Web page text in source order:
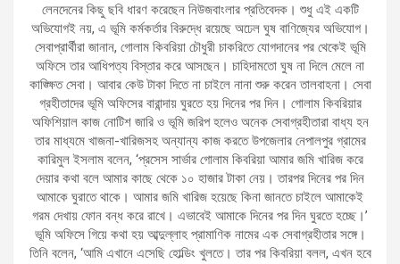
লেনদেনের কিছু ছবি ধারণ করেছেন নিউজবাংলার প্রতিবেদক। শুধু এই একটি
অভিযোগই নয়, এ ভূমি কর্মকর্তার বিরুদ্ধে রয়েছে অঢেল ঘুষ বাণিজ্যের অভিযোগ।
সেবাপ্রার্থীরা জানান, গোলাম কিবরিয়া চৌধুরী চাকরিতে যোগদানের পর থেকেই ভূমি
অফিসে তার আধিপত্য বিস্তার করে আসছেন। চাহিদামতো ঘুষ না দিলে মেলে না
কাঙ্ক্ষিত সেবা। আবার কেউ টাকা দিতে না চাইলে নানা শুরু করেন তালবাহনা। সেবা
গ্রহীতাদের ভূমি অফিসের বারান্দায় ঘুরতে হয় দিনের পর দিন। গোলাম কিবরিয়ার
অফিশিয়াল কাজ নোটিশ জারি ও ভূমি জরিপ হলেও অনেক সেবাগ্রহীতারা বাধ্য হন
তার মাধ্যমে খাজনা-খারিজসহ অন্যান্য কাজ করতে উপজেলার নেপালপুর গ্রামের
কারিমুল ইসলাম বলেন, ‘প্রসেস সার্ভার গোলাম কিবরিয়া আমার জমি খারিজ করে
দেয়ার কথা বলে আমার কাছে থেকে ১০ হাজার টাকা নেয়। তারপর দিনের পর দিন
আমাকে ঘুরাতে থাকে। আমার জমি খারিজ হয়েছে কিনা জানতে চাইলে আমাকেই
গরম দেখায় ফোন বন্ধ করে রাখে। এভাবেই আমাকে দিনের পর দিন ঘুরতে হচ্ছে।’
ভূমি অফিসে গিয়ে কথা হয় আব্দুল্লাহ প্রামাণিক নামের এক সেবাগ্রহীতার সঙ্গে।
তিনি বলেন, ‘আমি এখানে এসেছি হোল্ডিং খুলতে। তার পর কিবরিয়া বলল, এখন হবে